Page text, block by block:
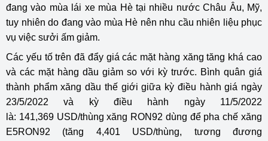
đang vào mùa lái xe mùa Hè tại nhiều nước Châu Âu, Mỹ,
tuy nhiên do đang vào mùa Hè nên nhu cầu nhiên liệu phục
vụ việc sưởi ấm giảm.
Các yếu tố trên đã đẩy giá các mặt hàng xăng tăng khá cao
và các mặt hàng dầu giảm so với kỳ trước. Bình quân giá
thành phẩm xăng dầu thế giới giữa kỳ điều hành giá ngày
23/5/2022 và kỳ điều hành ngày 11/5/2022
là: 141,369 USD/thùng xăng RON92 dùng để pha chế xăng
E5RON92 (tăng 4,401 USD/thùng, tương đương